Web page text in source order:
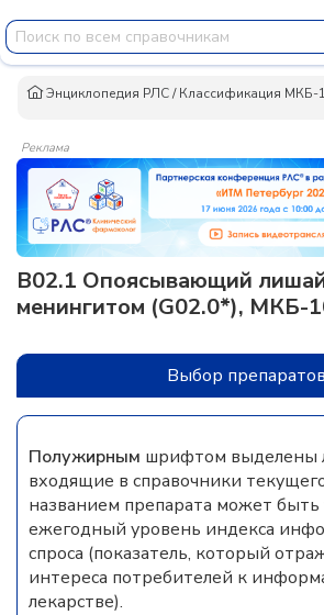
Энциклопедия РЛС/Классификация МКБ-
Реклама
B02.1 Опоясывающий
менингитом (G02.0*), МКБ-
Выбор препаратов
Полужирным шрифтом выделены
входящие в справочники
названием препарата может быть
ежегодный уровень индекса
спроса (показатель, который
интереса потребителей к
лекарстве).